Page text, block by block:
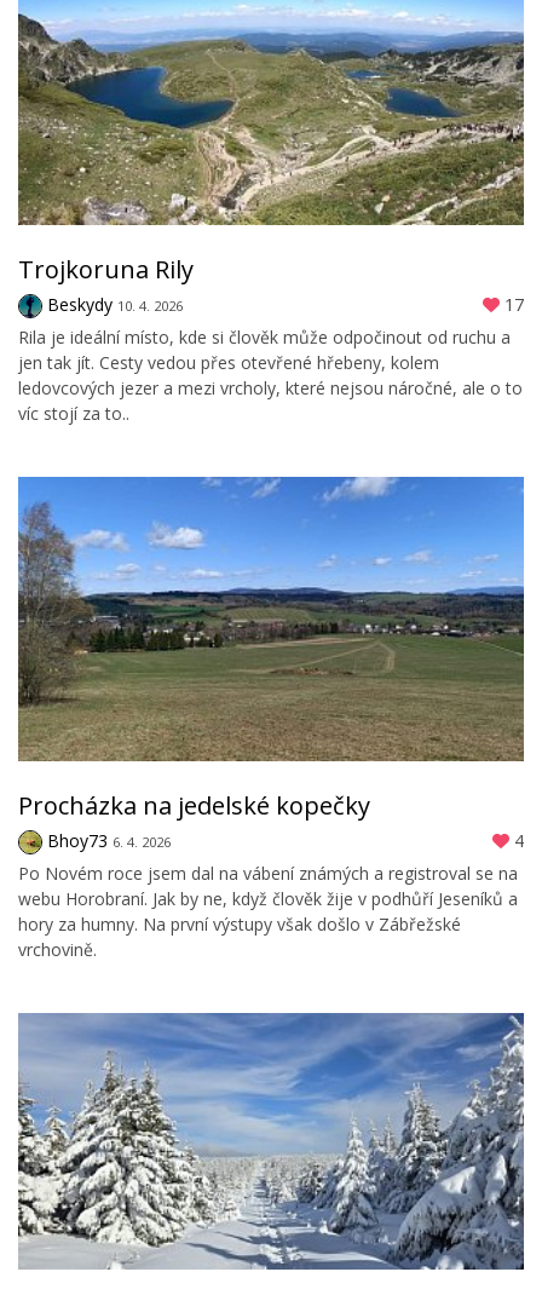
Trojkoruna Rily
Beskydy 10. 4. 2026
17
Rila je ideální místo, kde si člověk může odpočinout od ruchu a
jen tak jít. Cesty vedou přes otevřené hřebeny, kolem
ledovcových jezer a mezi vrcholy, které nejsou náročné, ale o to
víc stojí za to..
Procházka na jedelské kopečky
Bhoy73 6. 4. 2026
4
Po Novém roce jsem dal na vábení známých a registroval se na
webu Horobraní. Jak by ne, když člověk žije v podhůří Jeseníků a
hory za humny. Na první výstupy však došlo v Zábřežské
vrchovině.